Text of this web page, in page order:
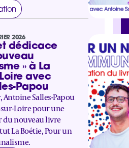
2026
dédicace
» à La
avec
Papou
Antoine Salles-Papou
Loire pour une
nouveau livre
La Boétie, Pour un